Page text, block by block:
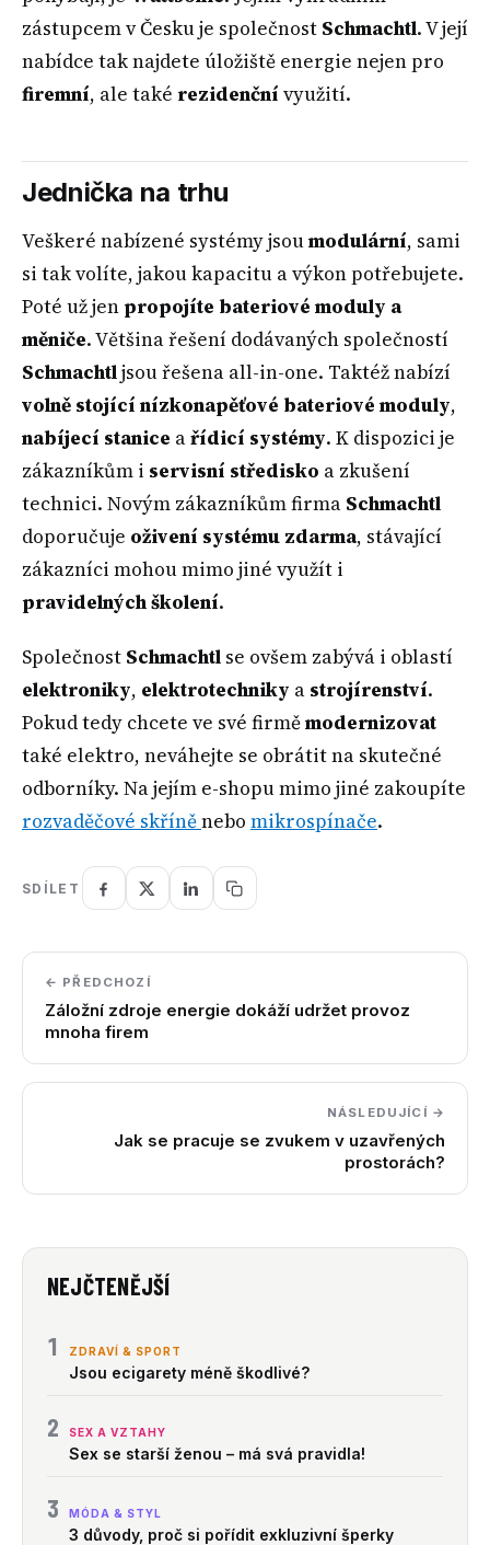
zástupcem v Česku je společnost Schmachtl. V její
nabídce tak najdete úložiště energie nejen pro
firemní, ale také rezidenční využití.
Jednička na trhu
Veškeré nabízené systémy jsoumodulární, sami
si tak volíte, jakou kapacitu a výkon potřebujete.
Poté už jenpropojíte bateriové moduly a
měniče. Většina řešení dodávaných společností
Schmachtljsou řešena all-in-one. Taktéž nabízí
volně stojící nízkonapěťové bateriové moduly,
nabíjecí stanice ařídicí systémy. K dispozici je
zákazníkům i servisní středisko a zkušení
technici. Novým zákazníkům firma Schmachtl
doporučuje oživení systému zdarma, stávající
zákazníci mohou mimo jiné využít i
pravidelných školení.
Společnost Schmachtl se ovšem zabývá i oblastí
elektroniky, elektrotechniky a strojírenství.
Pokud tedy chcete ve své firměmodernizovat
také elektro, neváhejte se obrátit na skutečné
odborníky. Na jejím e-shopu mimo jiné zakoupíte
rozvaděčové skříněnebo mikrospínače.
SDÍLET
← PŘEDCHOZÍ
Záložní zdroje energie dokáží udržet provoz
mnoha firem
NÁSLEDUJÍCÍ →
Jak se pracuje se zvukem v uzavřených
prostorách?
NEJČTENĚJŠÍ
1 ZDRAVÍ & SPORT
Jsou ecigarety méně škodlivé?
2 SEX A VZTAHY
Sex se starší ženou – má svá pravidla!
3 MÓDA & STYL
3 důvody, proč si pořídit exkluzivní šperky